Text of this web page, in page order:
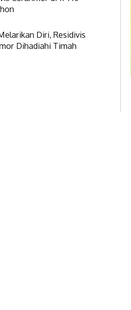
Diri, Residivis
Dihadiahi Timah